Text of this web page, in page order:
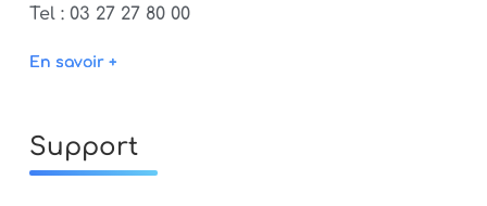
Tel : 03 27 27 80 00
En savoir +
Support